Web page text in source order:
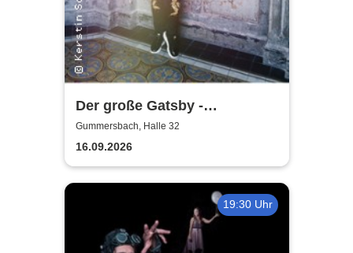
Der große Gatsby -
Rheinisches Landestheater
Neuss
Gummersbach, Halle 32
16.09.2026
19:30 Uhr